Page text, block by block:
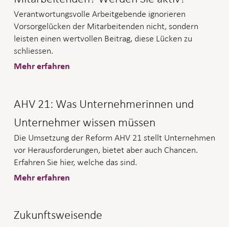
Verantwortungsvolle Arbeitgebende ignorieren
Vorsorgelücken der Mitarbeitenden nicht, sondern
leisten einen wertvollen Beitrag, diese Lücken zu
schliessen.
Mehr erfahren
AHV 21: Was Unternehmerinnen und
Unternehmer wissen müssen
Die Umsetzung der Reform AHV 21 stellt Unternehmen
vor Herausforderungen, bietet aber auch Chancen.
Erfahren Sie hier, welche das sind.
Mehr erfahren
Zukunftsweisende